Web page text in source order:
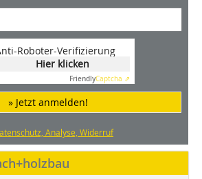
Roboter-Verifizierung
Hier klicken
FriendlyCaptcha ⇗
» Jetzt anmelden!
Analyse, Widerruf